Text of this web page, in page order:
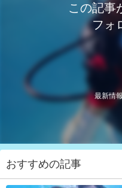
この記事
フォ
最新情
おすすめの記事